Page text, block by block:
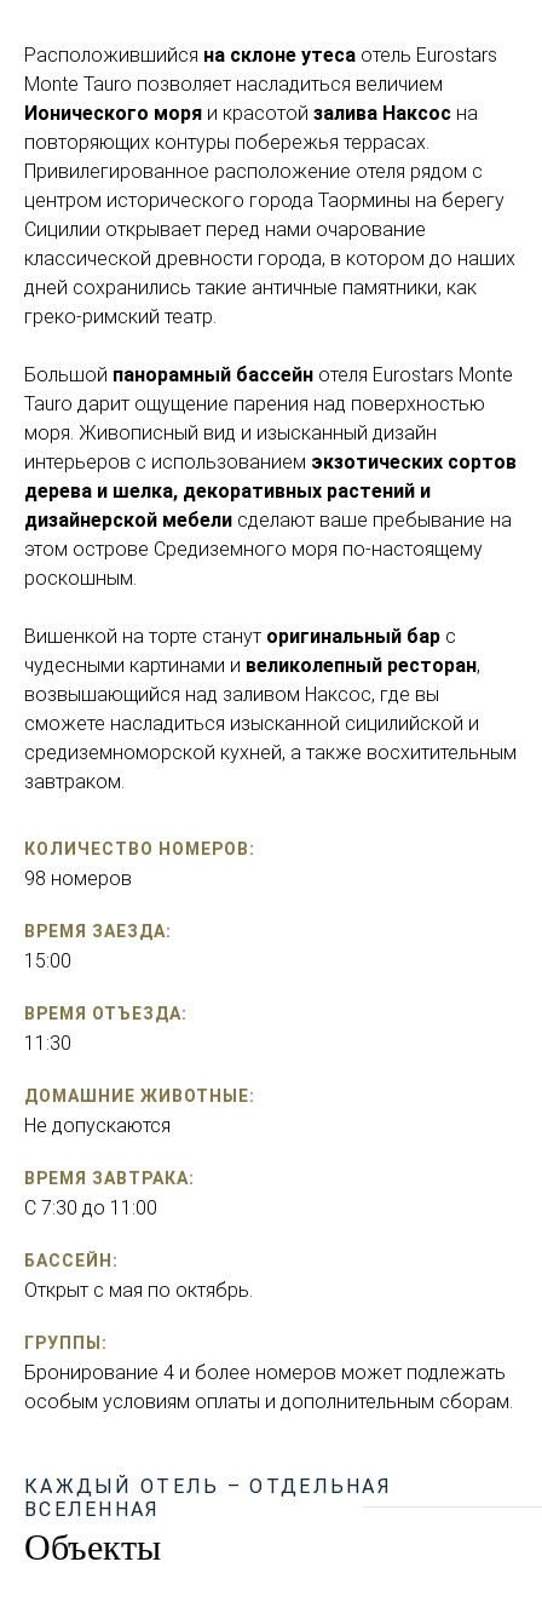
Расположившийся на склоне утеса отель Eurostars
Monte Tauro позволяет насладиться величием
Ионического моря и красотой залива Наксос на
повторяющих контуры побережья террасах.
Привилегированное расположение отеля рядом с
центром исторического города Таормины на берегу
Сицилии открывает перед нами очарование
классической древности города, в котором до наших
дней сохранились такие античные памятники, как
греко-римский театр.
Большой панорамный бассейн отеля Eurostars Monte
Tauro дарит ощущение парения над поверхностью
моря. Живописный вид и изысканный дизайн
интерьеров с использованием экзотических сортов
дерева и шелка, декоративных растений и
дизайнерской мебели сделают ваше пребывание на
этом острове Средиземного моря по-настоящему
роскошным.
Вишенкой на торте станут оригинальный бар с
чудесными картинами и великолепный ресторан,
возвышающийся над заливом Наксос, где вы
сможете насладиться изысканной сицилийской и
средиземноморской кухней, а также восхитительным
завтраком.
КОЛИЧЕСТВО НОМЕРОВ:
98 номеров
ВРЕМЯ ЗАЕЗДА:
15:00
ВРЕМЯ ОТЪЕЗДА:
11:30
ДОМАШНИЕ ЖИВОТНЫЕ:
Не допускаются
ВРЕМЯ ЗАВТРАКА:
С 7:30 до 11:00
БАССЕЙН:
Oткрыт с мая по октябрь.
ГРУППЫ:
Бронирование 4 и более номеров может подлежать
особым условиям оплаты и дополнительным сборам.
КАЖДЫЙ ОТЕЛЬ – ОТДЕЛЬНАЯ
ВСЕЛЕННАЯ
Объекты